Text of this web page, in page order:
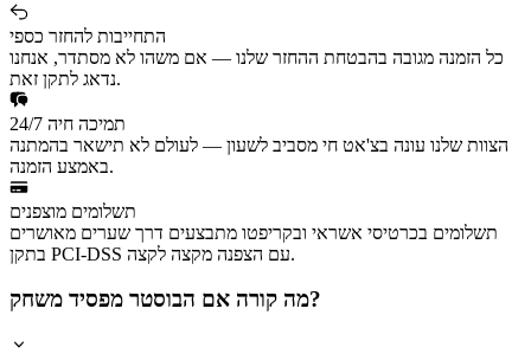
התחייבות להחזר כספי
כל הזמנה מגובה בהבטחת ההחזר שלנו — אם משהו לא מסתדר, אנחנו
נדאג לתקן זאת.
תמיכה חיה 24/7
הצוות שלנו עונה בצ'אט חי מסביב לשעון — לעולם לא תישאר בהמתנה
באמצע הזמנה.
תשלומים מוצפנים
תשלומים בכרטיסי אשראי ובקריפטו מתבצעים דרך שערים מאושרים
בתקן PCI-DSS עם הצפנה מקצה לקצה.
מה קורה אם הבוסטר מפסיד משחק?